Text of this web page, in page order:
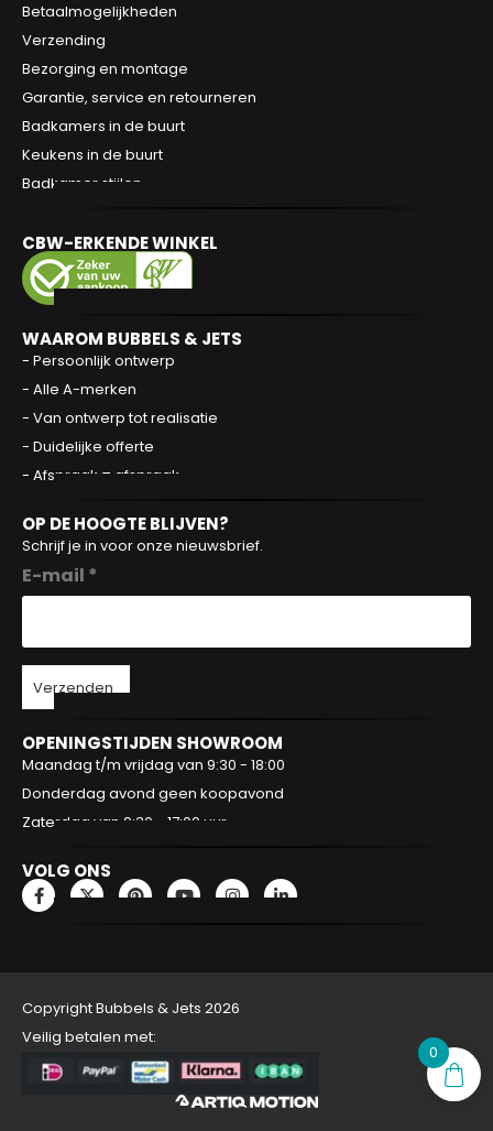
Betaalmogelijkheden
Verzending
Bezorging en montage
Garantie, service en retourneren
Badkamers in de buurt
Keukens in de buurt
Badkamer stijlen
CBW-ERKENDE WINKEL
WAAROM BUBBELS & JETS
- Persoonlijk ontwerp
- Alle A-merken
- Van ontwerp tot realisatie
- Duidelijke offerte
- Afspraak = afspraak
OP DE HOOGTE BLIJVEN?
Schrijf je in voor onze nieuwsbrief.
E-mail *
Verzenden
OPENINGSTIJDEN SHOWROOM
Maandag t/m vrijdag van 9:30 - 18:00
Donderdag avond geen koopavond
Zaterdag van 9:30 - 17:00 uur
VOLG ONS
Copyright Bubbels & Jets 2026
Veilig betalen met:
0